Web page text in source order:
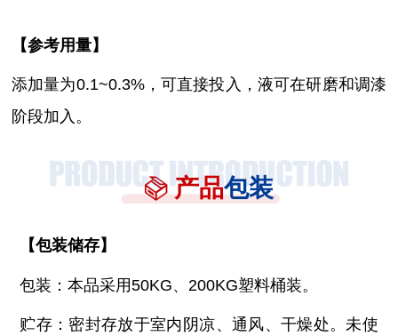
【参考用量】
添加量为0.1~0.3%，可直接投入，液可在研磨和调漆
阶段加入。
产品包装
【包装储存】
包装：本品采用50KG、200KG塑料桶装。
贮存：密封存放于室内阴凉、通风、干燥处。未使